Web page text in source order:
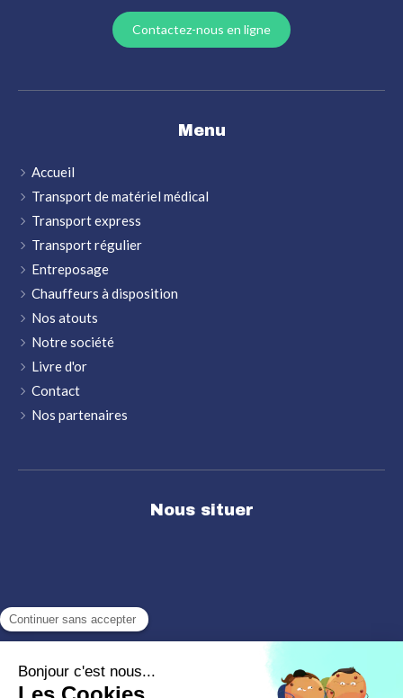
Contactez-nous en ligne
Menu
Accueil
Transport de matériel médical
Transport express
Transport régulier
Entreposage
Chauffeurs à disposition
Nos atouts
Notre société
Livre d'or
Contact
Nos partenaires
Nous situer